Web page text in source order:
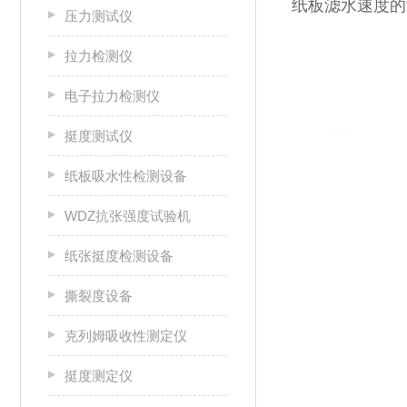
压力测试仪
拉力检测仪
电子拉力检测仪
挺度测试仪
纸板吸水性检测设备
WDZ抗张强度试验机
纸张挺度检测设备
撕裂度设备
克列姆吸收性测定仪
挺度测定仪
纸板滤水速度